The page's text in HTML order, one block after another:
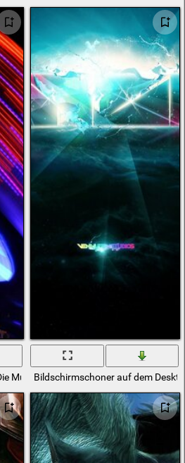
Musik. Eine schöne Stadt. Das Licht
Bildschirmschoner auf dem